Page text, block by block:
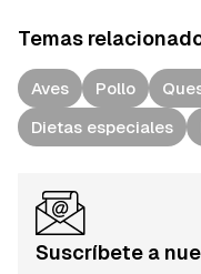
Temas
Aves Pollo
Dietas especiales
Suscríbete a